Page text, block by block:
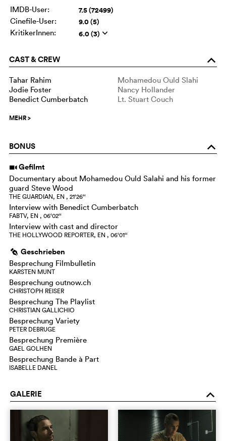
IMDB-User:
7.5 (72499)
Cinefile-User: 9.0 (5)
KritikerInnen: 6.0 (3) q
CAST & CREW o
Tahar Rahim
Mohamedou Ould Slahi
Jodie Foster
Nancy Hollander
Benedict Cumberbatch
Lt. Stuart Couch
MEHR>
BONUS o
i Gefilmt
Documentary about Mohamedou Ould Salahi and his former
guard Steve Wood
THE GUARDIAN, EN , 21‘26‘‘
Interview with Benedict Cumberbatch
FABTV, EN , 06‘02‘‘
Interview with cast and director
THE HOLLYWOOD REPORTER, EN , 06‘01‘‘
g Geschrieben
Besprechung Filmbulletin
KARSTEN MUNT
Besprechung outnow.ch
CHRISTOPH REISER
Besprechung The Playlist
CHRISTIAN GALLICHIO
Besprechung Variety
PETER DEBRUGE
Besprechung Première
GAEL GOLHEN
Besprechung Bande à Part
ISABELLE DANEL
GALERIE o